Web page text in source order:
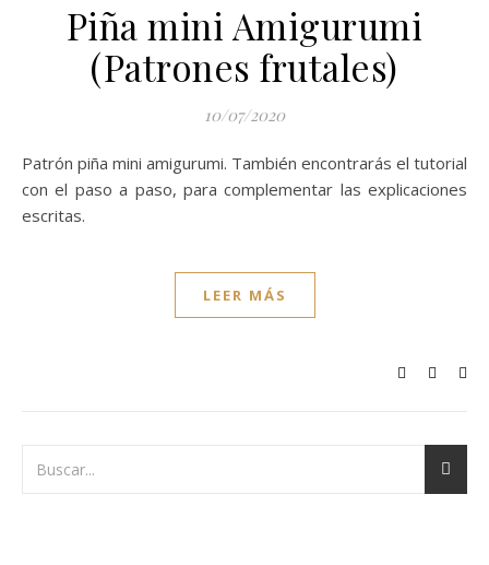
Piña mini Amigurumi
(Patrones frutales)
10/07/2020
Patrón piña mini amigurumi. También encontrarás el tutorial
con el paso a paso, para complementar las explicaciones
escritas.
LEER MÁS